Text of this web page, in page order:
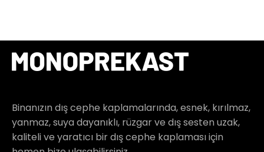
Binanızın dış cephe kaplamalarında, esnek, kırılmaz,
yanmaz, suya dayanıklı, rüzgar ve dış sesten uzak,
kaliteli ve yaratıcı bir dış cephe kaplaması için